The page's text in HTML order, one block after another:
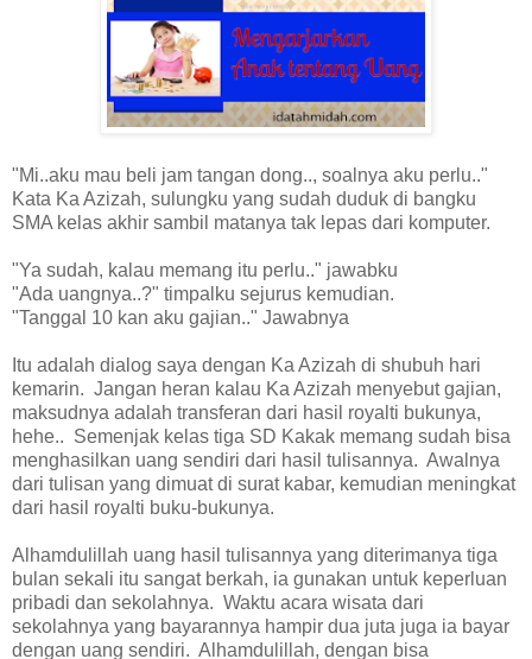
"Mi..aku mau beli jam tangan dong.., soalnya aku perlu.."
Kata Ka Azizah, sulungku yang sudah duduk di bangku
SMA kelas akhir sambil matanya tak lepas dari komputer.
"Ya sudah, kalau memang itu perlu.." jawabku
"Ada uangnya..?" timpalku sejurus kemudian.
"Tanggal 10 kan aku gajian.." Jawabnya
Itu adalah dialog saya dengan Ka Azizah di shubuh hari
kemarin. Jangan heran kalau Ka Azizah menyebut gajian,
maksudnya adalah transferan dari hasil royalti bukunya,
hehe.. Semenjak kelas tiga SD Kakak memang sudah bisa
menghasilkan uang sendiri dari hasil tulisannya. Awalnya
dari tulisan yang dimuat di surat kabar, kemudian meningkat
dari hasil royalti buku-bukunya.
Alhamdulillah uang hasil tulisannya yang diterimanya tiga
bulan sekali itu sangat berkah, ia gunakan untuk keperluan
pribadi dan sekolahnya. Waktu acara wisata dari
sekolahnya yang bayarannya hampir dua juta juga ia bayar
dengan uang sendiri. Alhamdulillah, dengan bisa